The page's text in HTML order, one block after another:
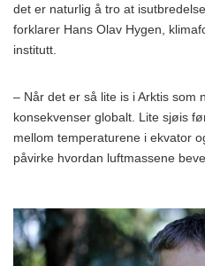
det er naturlig å tro at
forklarer Hans Olav Hygen,
institutt.
– Når det er så lite is i Arktis som
konsekvenser globalt. Lite sjøis
mellom temperaturene i ekvator
påvirke hvordan luftmassene